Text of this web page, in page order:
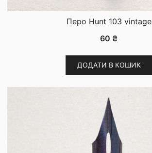
Перо Hunt 103 vintage
60 ₴
ДОДАТИ В КОШИК